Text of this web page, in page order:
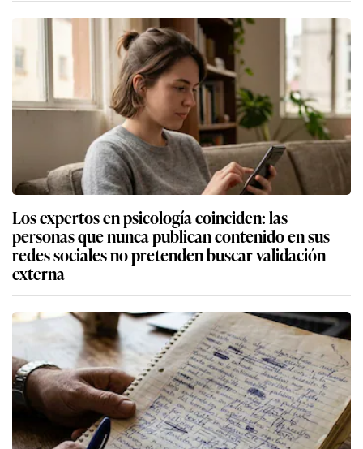
Los expertos en psicología coinciden: las
personas que nunca publican contenido en sus
redes sociales no pretenden buscar validación
externa